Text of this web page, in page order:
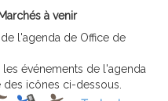
à venir
de l'agenda de Office de
événements de l'agenda
icônes ci-dessous.